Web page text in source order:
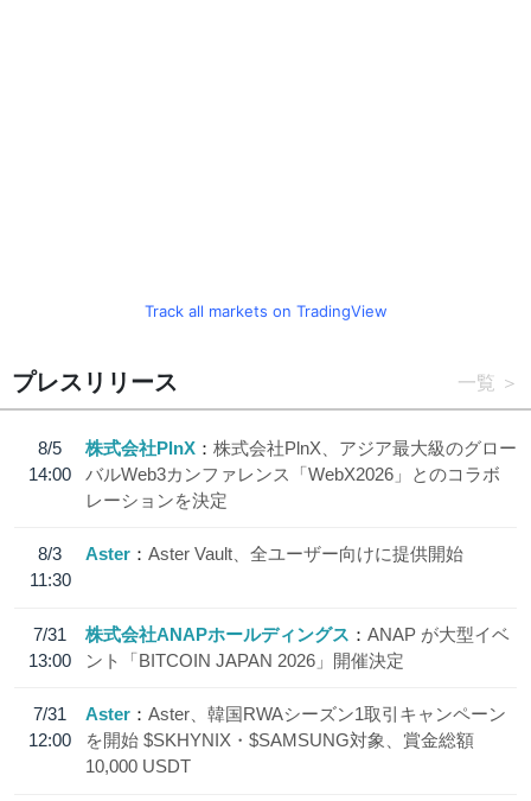
Track all markets on TradingView
プレスリリース 一覧
8/5
14:00
株式会社PlnX
株式会社PlnX、アジア最大級のグロー
バルWeb3カンファレンス「WebX2026」とのコラボ
レーションを決定
8/3
11:30
Aster Aster Vault、全ユーザー向けに提供開始
7/31
13:00
株式会社ANAPホールディングス
ANAP が大型イベ
ント「BITCOIN JAPAN 2026」開催決定
7/31
12:00
Aster
Aster、韓国RWAシーズン1取引キャンペーン
を開始 $SKHYNIX・$SAMSUNG対象、賞金総額
10,000 USDT